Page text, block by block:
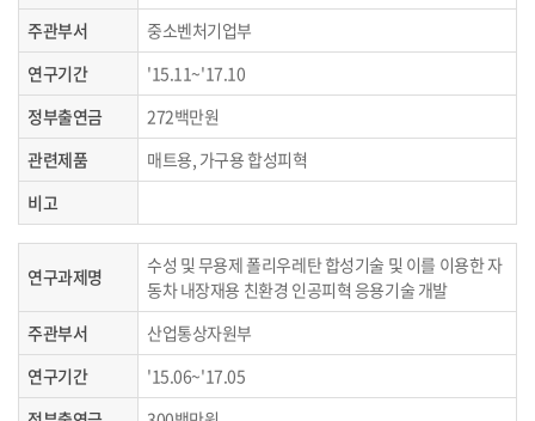
주관부서
중소벤처기업부
연구기간
'15.11~'17.10
정부출연금
272백만원
관련제품
매트용, 가구용 합성피혁
비고
연구과제명
수성 및 무용제 폴리우레탄 합성기술 및 이를 이용한 자
동차 내장재용 친환경 인공피혁 응용기술 개발
주관부서
산업통상자원부
연구기간
'15.06~'17.05